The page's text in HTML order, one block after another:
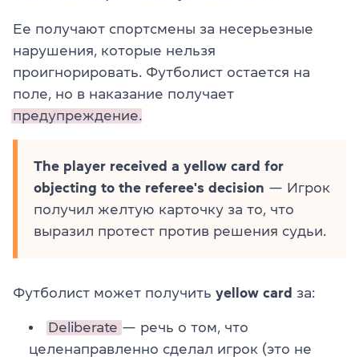
Ее получают спортсмены за несерьезные
нарушения, которые нельзя
проигнорировать. Футболист остается на
поле, но в наказание получает
предупреждение.
The player received a yellow card for
objecting to the referee's decision — Игрок
получил желтую карточку за то, что
выразил протест против решения судьи.
Футболист может получить yellow card за:
Deliberate — речь о том, что
целенаправленно сделал игрок (это не